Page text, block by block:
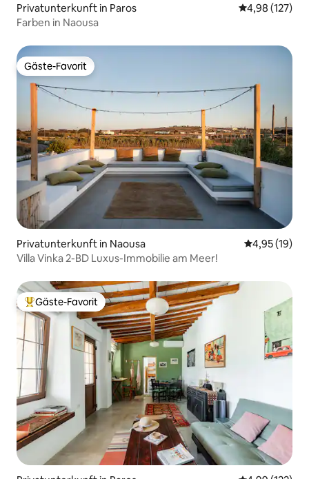
Privatunterkunft in Paros
4,98 (127)
Farben in Naousa
Gäste-Favorit
Gäste-Favorit
Privatunterkunft in Naousa
4,95 (19)
Villa Vinka 2-BD Luxus-Immobilie am Meer!
Beliebter Gäste-Favorit.
Gäste-Favorit